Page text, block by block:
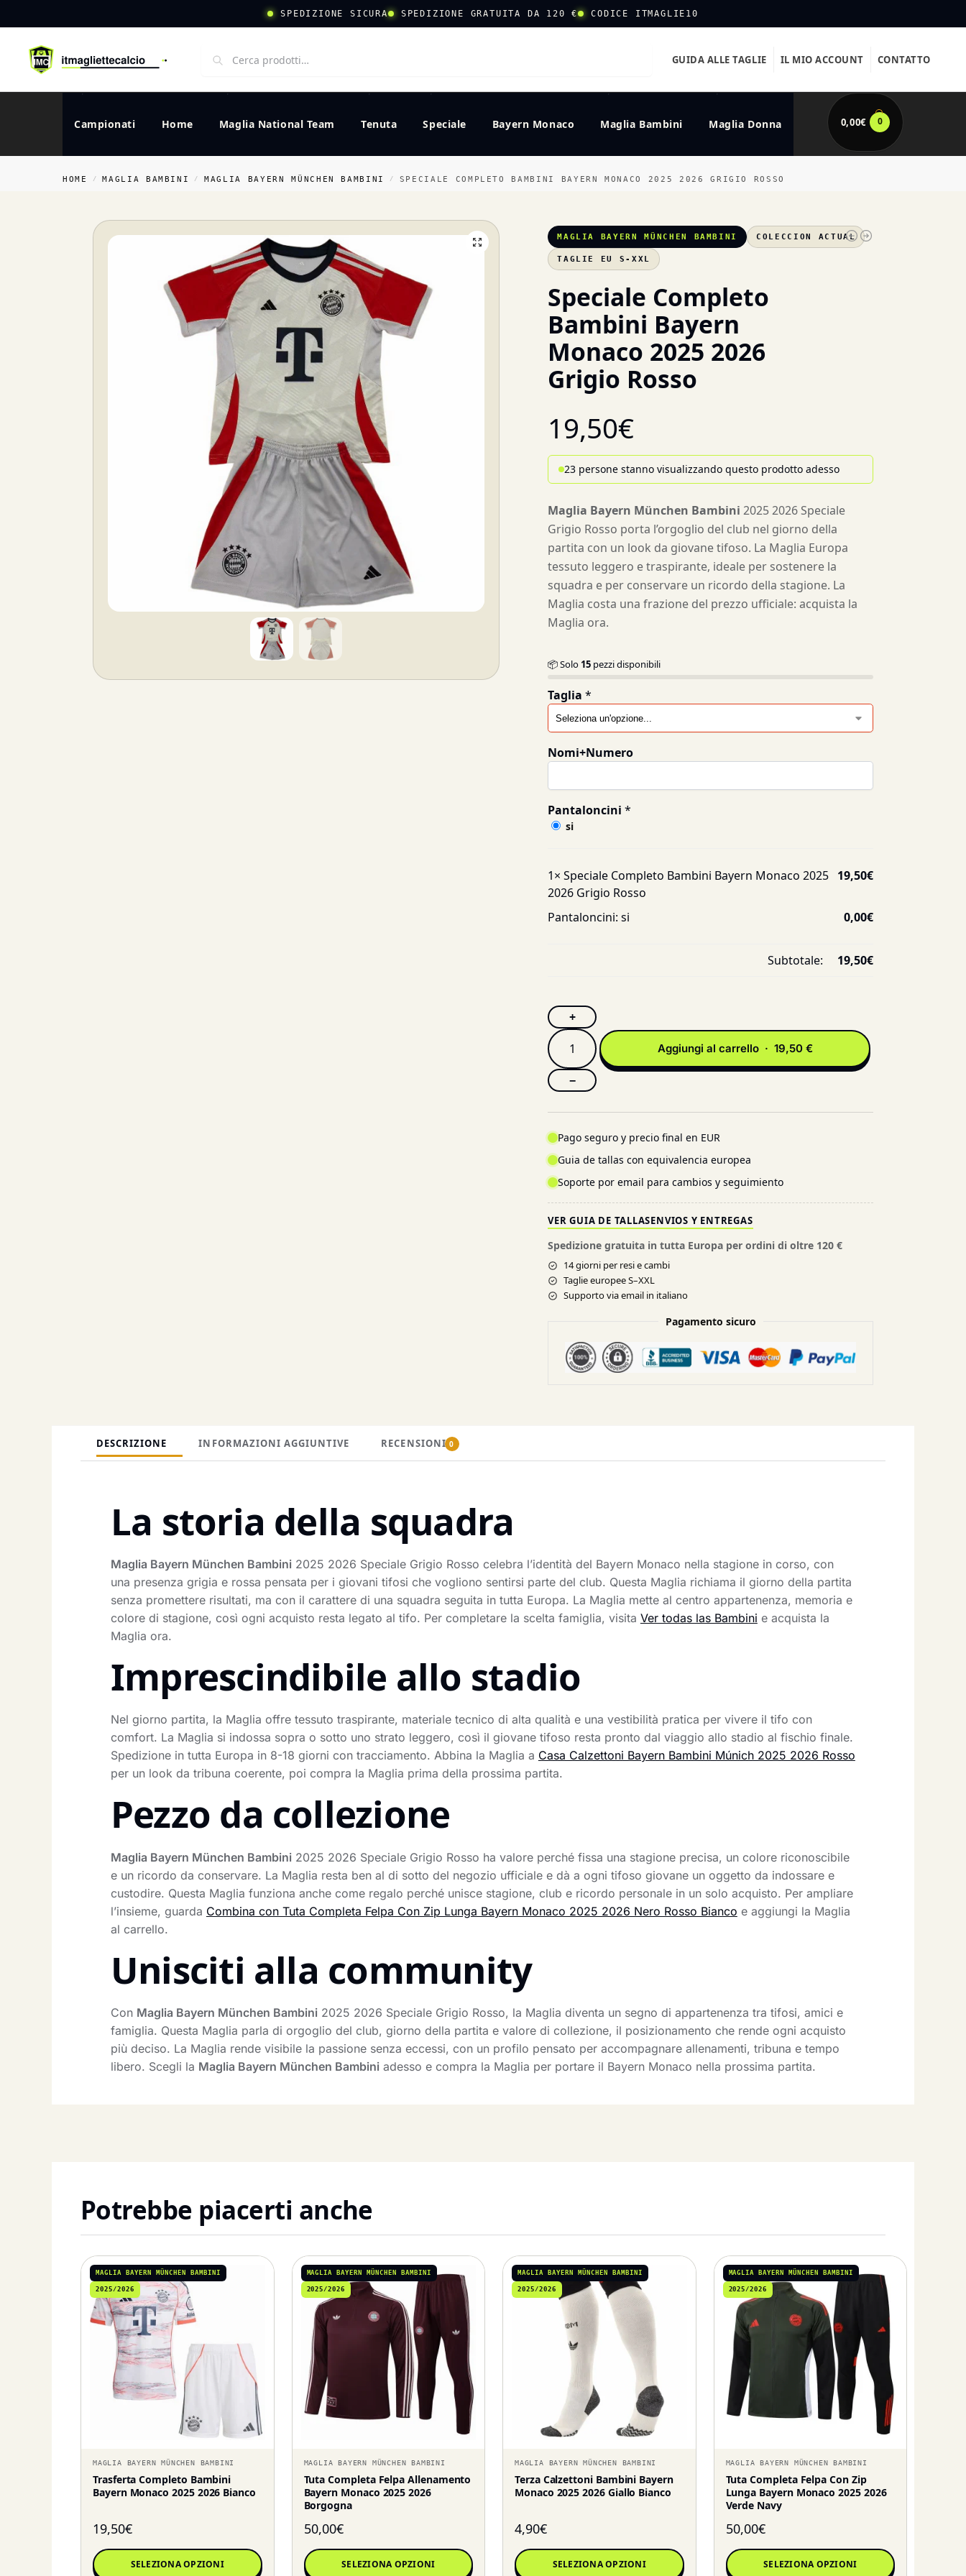
SPEDIZIONE SICURA SPEDIZIONE GRATUITA DA 120 € CODICE ITMAGLIE10
GUIDA ALLE TAGLIE IL MIO ACCOUNT CONTATTO
Campionati Home Maglia National Team Tenuta Speciale Bayern Monaco Maglia Bambini Maglia Donna 0,00€ 0
HOME / MAGLIA BAMBINI / MAGLIA BAYERN MÜNCHEN BAMBINI / SPECIALE COMPLETO BAMBINI BAYERN MONACO 2025 2026 GRIGIO ROSSO
MAGLIA BAYERN MÜNCHEN BAMBINI COLECCION ACTUAL
TAGLIE EU S-XXL
Speciale Completo
Bambini Bayern
Monaco 2025 2026
Grigio Rosso
19,50€
23 persone stanno visualizzando questo prodotto adesso
Maglia Bayern München Bambini 2025 2026 Speciale
Grigio Rosso porta l’orgoglio del club nel giorno della
partita con un look da giovane tifoso. La Maglia Europa
tessuto leggero e traspirante, ideale per sostenere la
squadra e per conservare un ricordo della stagione. La
Maglia costa una frazione del prezzo ufficiale: acquista la
Maglia ora.
📦 Solo 15 pezzi disponibili
Taglia *
Nomi+Numero
Pantaloncini *
si
1× Speciale Completo Bambini Bayern Monaco 2025
2026 Grigio Rosso
19,50€
Pantaloncini: si 0,00€
Subtotale: 19,50€
+
−
Aggiungi al carrello · 19,50 €
Pago seguro y precio final en EUR
Guia de tallas con equivalencia europea
Soporte por email para cambios y seguimiento
VER GUIA DE TALLASENVIOS Y ENTREGAS
Spedizione gratuita in tutta Europa per ordini di oltre 120 €
14 giorni per resi e cambi
Taglie europee S–XXL
Supporto via email in italiano
Pagamento sicuro
DESCRIZIONE INFORMAZIONI AGGIUNTIVE RECENSIONI 0
La storia della squadra
Maglia Bayern München Bambini2025 2026 Speciale Grigio Rosso celebra l’identità del Bayern Monaco nella stagione in corso, con
una presenza grigia e rossa pensata per i giovani tifosi che vogliono sentirsi parte del club. Questa Maglia richiama il giorno della partita
senza promettere risultati, ma con il carattere di una squadra seguita in tutta Europa. La Maglia mette al centro appartenenza, memoria e
colore di stagione, così ogni acquisto resta legato al tifo. Per completare la scelta famiglia, visita Ver todas las Bambini e acquista la
Maglia ora.
Imprescindibile allo stadio
Nel giorno partita, la Maglia offre tessuto traspirante, materiale tecnico di alta qualità e una vestibilità pratica per vivere il tifo con
comfort. La Maglia si indossa sopra o sotto uno strato leggero, così il giovane tifoso resta pronto dal viaggio allo stadio al fischio finale.
Spedizione in tutta Europa in 8-18 giorni con tracciamento. Abbina la Maglia a Casa Calzettoni Bayern Bambini Múnich 2025 2026 Rosso
per un look da tribuna coerente, poi compra la Maglia prima della prossima partita.
Pezzo da collezione
Maglia Bayern München Bambini2025 2026 Speciale Grigio Rosso ha valore perché fissa una stagione precisa, un colore riconoscibile
e un ricordo da conservare. La Maglia resta ben al di sotto del negozio ufficiale e dà a ogni tifoso giovane un oggetto da indossare e
custodire. Questa Maglia funziona anche come regalo perché unisce stagione, club e ricordo personale in un solo acquisto. Per ampliare
l’insieme, guarda Combina con Tuta Completa Felpa Con Zip Lunga Bayern Monaco 2025 2026 Nero Rosso Bianco e aggiungi la Maglia
al carrello.
Unisciti alla community
Con Maglia Bayern München Bambini2025 2026 Speciale Grigio Rosso, la Maglia diventa un segno di appartenenza tra tifosi, amici e
famiglia. Questa Maglia parla di orgoglio del club, giorno della partita e valore di collezione, il posizionamento che rende ogni acquisto
più deciso. La Maglia rende visibile la passione senza eccessi, con un profilo pensato per accompagnare allenamenti, tribuna e tempo
libero. Scegli la Maglia Bayern München Bambiniadesso e compra la Maglia per portare il Bayern Monaco nella prossima partita.
Potrebbe piacerti anche
MAGLIA BAYERN MÜNCHEN BAMBINI
2025/2026
MAGLIA BAYERN MÜNCHEN BAMBINI
Trasferta Completo Bambini
Bayern Monaco 2025 2026 Bianco
19,50€
SELEZIONA OPZIONI
MAGLIA BAYERN MÜNCHEN BAMBINI
2025/2026
MAGLIA BAYERN MÜNCHEN BAMBINI
Tuta Completa Felpa Allenamento
Bayern Monaco 2025 2026
Borgogna
50,00€
SELEZIONA OPZIONI
MAGLIA BAYERN MÜNCHEN BAMBINI
2025/2026
MAGLIA BAYERN MÜNCHEN BAMBINI
Terza Calzettoni Bambini Bayern
Monaco 2025 2026 Giallo Bianco
4,90€
SELEZIONA OPZIONI
MAGLIA BAYERN MÜNCHEN BAMBINI
2025/2026
MAGLIA BAYERN MÜNCHEN BAMBINI
Tuta Completa Felpa Con Zip
Lunga Bayern Monaco 2025 2026
Verde Navy
50,00€
SELEZIONA OPZIONI